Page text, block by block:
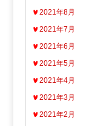
2021年8月
2021年7月
2021年6月
2021年5月
2021年4月
2021年3月
2021年2月